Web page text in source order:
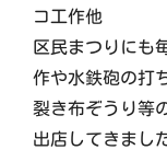
コ工作他
区民まつりにも
作や水鉄砲の打
裂き布ぞうり等
出店してきまし